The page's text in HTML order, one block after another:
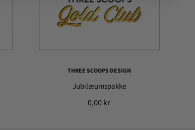
THREE SCOOPS DESIGN
Jubilæumspakke
0,00 kr